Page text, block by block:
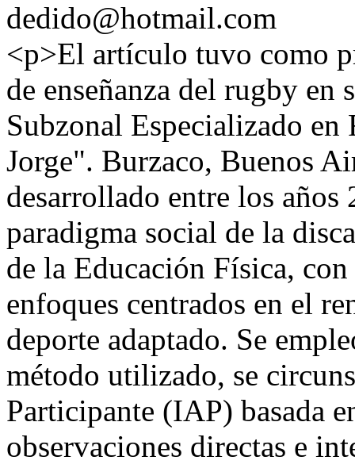
dedido@hotmail.com
<p>El artículo tuvo como
de enseñanza del rugby en
Subzonal Especializado
Jorge". Burzaco, Buenos
desarrollado entre los
paradigma social de la
de la Educación Física,
enfoques centrados en el
deporte adaptado. Se
método utilizado, se
Participante (IAP) basada
observaciones directas e